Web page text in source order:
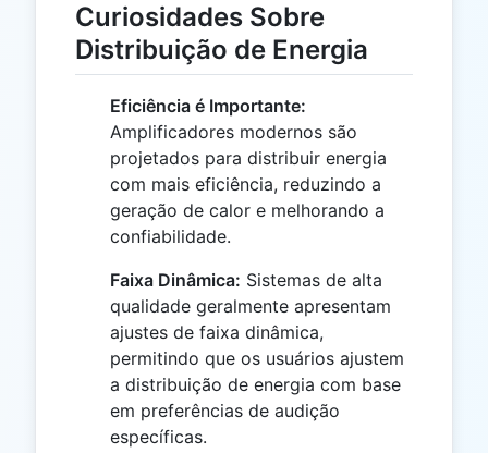
Curiosidades Sobre
Distribuição de Energia
Eficiência é Importante:
Amplificadores modernos são
projetados para distribuir energia
com mais eficiência, reduzindo a
geração de calor e melhorando a
confiabilidade.
Faixa Dinâmica: Sistemas de alta
qualidade geralmente apresentam
ajustes de faixa dinâmica,
permitindo que os usuários ajustem
a distribuição de energia com base
em preferências de audição
específicas.